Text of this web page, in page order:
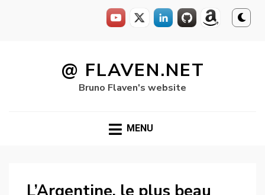
@ FLAVEN.NET
Bruno Flaven's website
MENU